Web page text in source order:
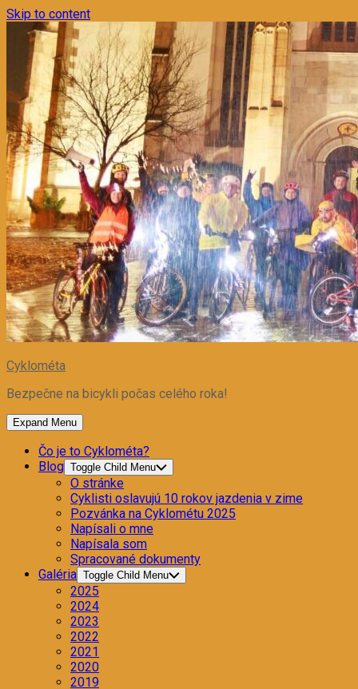
Skip to content
Cyklométa
Bezpečne na bicykli počas celého roka!
Expand Menu
Čo je to Cyklométa?
Blog Toggle Child Menu
O stránke
Cyklisti oslavujú 10 rokov jazdenia v zime
Pozvánka na Cyklométu 2025
Napísali o mne
Napísala som
Spracované dokumenty
Galéria Toggle Child Menu
2025
2024
2023
2022
2021
2020
2019